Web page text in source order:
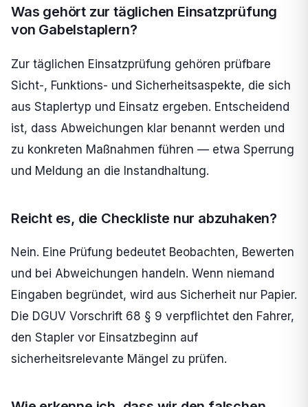
Was gehört zur täglichen Einsatzprüfung
von Gabelstaplern?
Zur täglichen Einsatzprüfung gehören prüfbare
Sicht-, Funktions- und Sicherheitsaspekte, die sich
aus Staplertyp und Einsatz ergeben. Entscheidend
ist, dass Abweichungen klar benannt werden und
zu konkreten Maßnahmen führen — etwa Sperrung
und Meldung an die Instandhaltung.
Reicht es, die Checkliste nur abzuhaken?
Nein. Eine Prüfung bedeutet Beobachten, Bewerten
und bei Abweichungen handeln. Wenn niemand
Eingaben begründet, wird aus Sicherheit nur Papier.
Die DGUV Vorschrift 68 § 9 verpflichtet den Fahrer,
den Stapler vor Einsatzbeginn auf
sicherheitsrelevante Mängel zu prüfen.